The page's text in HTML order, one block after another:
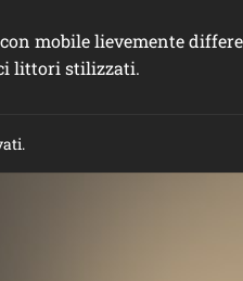
mobile lievemente
littori stilizzati.